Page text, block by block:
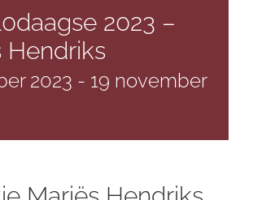
2023 –
Hendriks
2023 - 19 november